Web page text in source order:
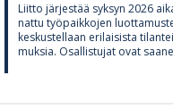
Liitto jär­jes­tää syk­syn 2026
nattu työ­paik­ko­jen
kes­kus­tel­laan eri­lai­sista
muk­sia. Osal­lis­tu­jat ovat